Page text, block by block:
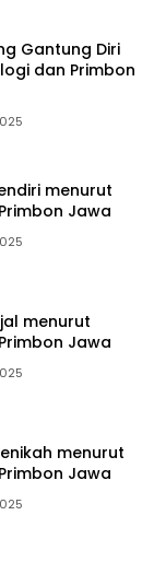
Gantung Diri
dan Primbon
menurut
Jawa
menurut
Jawa
menurut
Jawa